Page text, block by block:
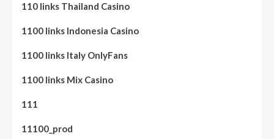
110 links Thailand Casino
1100 links Indonesia Casino
1100 links Italy OnlyFans
1100 links Mix Casino
111
11100_prod